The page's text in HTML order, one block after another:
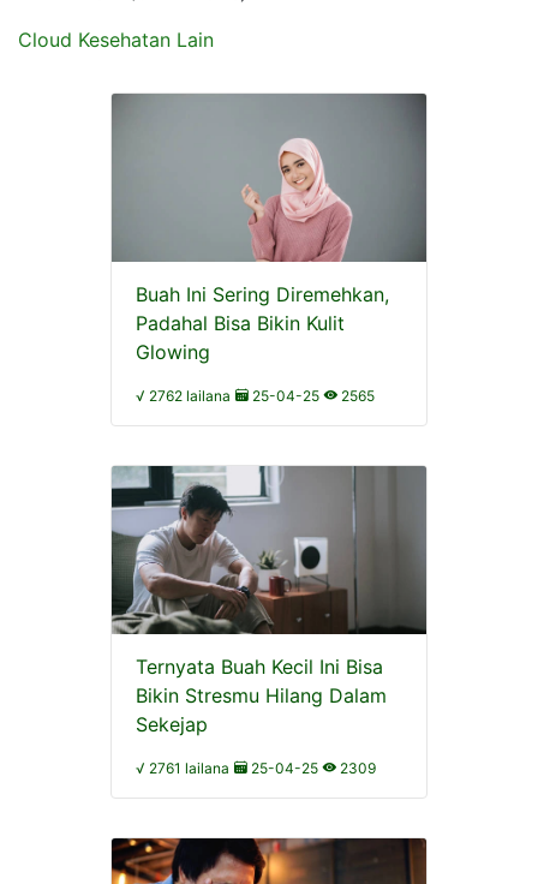
Cloud Kesehatan Lain
Buah Ini Sering Diremehkan,
Padahal Bisa Bikin Kulit
Glowing
√ 2762 lailana 25-04-25 2565
Ternyata Buah Kecil Ini Bisa
Bikin Stresmu Hilang Dalam
Sekejap
√ 2761 lailana 25-04-25 2309